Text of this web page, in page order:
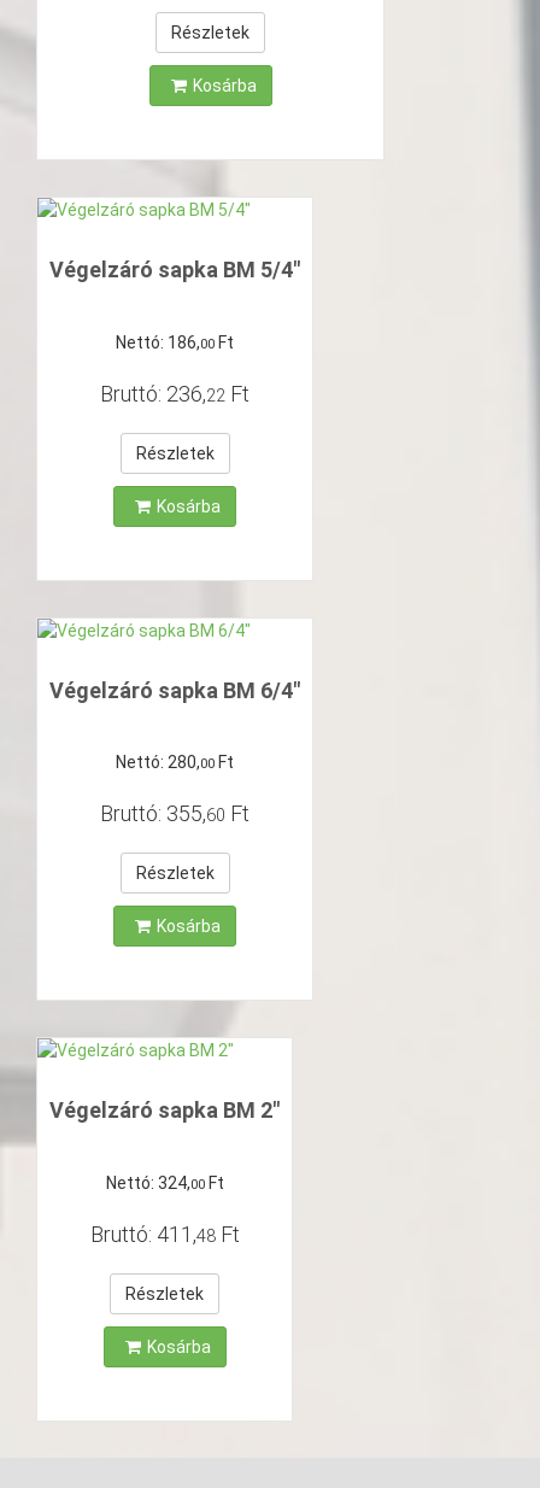
Részletek
Kosárba
Végelzáró sapka BM 5/4"
Nettó: 186,00 Ft
Bruttó: 236,22 Ft
Részletek
Kosárba
Végelzáró sapka BM 6/4"
Nettó: 280,00 Ft
Bruttó: 355,60 Ft
Részletek
Kosárba
Végelzáró sapka BM 2"
Nettó: 324,00 Ft
Bruttó: 411 ,48 Ft
Részletek
Kosárba